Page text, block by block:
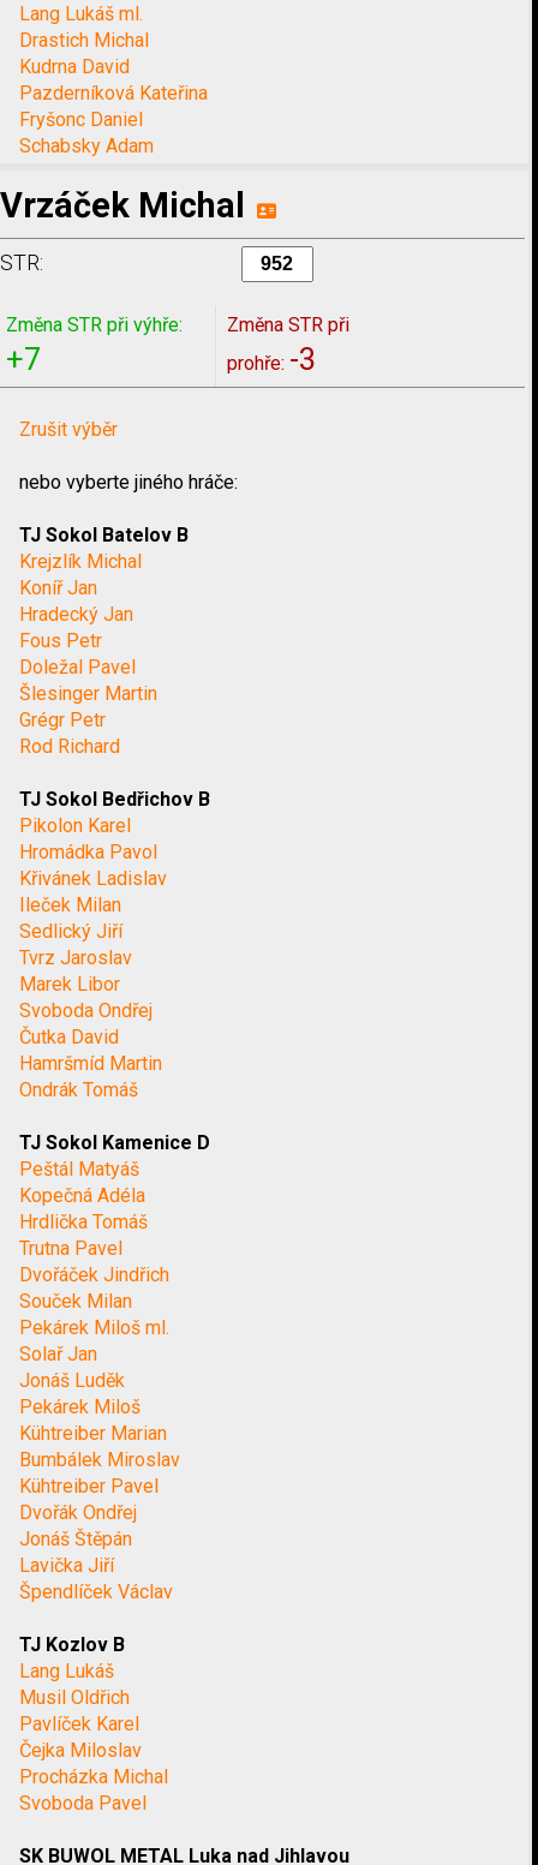
Lang Lukáš ml.
Drastich Michal
Kudrna David
Pazderníková Kateřina
Fryšonc Daniel
Schabsky Adam
Vrzáček Michal
STR:
Změna STR při výhře:
+7
Změna STR při
prohře: -3
Zrušit výběr
nebo vyberte jiného hráče:
TJ Sokol Batelov B
Krejzlík Michal
Koníř Jan
Hradecký Jan
Fous Petr
Doležal Pavel
Šlesinger Martin
Grégr Petr
Rod Richard
TJ Sokol Bedřichov B
Pikolon Karel
Hromádka Pavol
Křivánek Ladislav
Ileček Milan
Sedlický Jiří
Tvrz Jaroslav
Marek Libor
Svoboda Ondřej
Čutka David
Hamršmíd Martin
Ondrák Tomáš
TJ Sokol Kamenice D
Peštál Matyáš
Kopečná Adéla
Hrdlička Tomáš
Trutna Pavel
Dvořáček Jindřich
Souček Milan
Pekárek Miloš ml.
Solař Jan
Jonáš Luděk
Pekárek Miloš
Kühtreiber Marian
Bumbálek Miroslav
Kühtreiber Pavel
Dvořák Ondřej
Jonáš Štěpán
Lavička Jiří
Špendlíček Václav
TJ Kozlov B
Lang Lukáš
Musil Oldřich
Pavlíček Karel
Čejka Miloslav
Procházka Michal
Svoboda Pavel
SK BUWOL METAL Luka nad Jihlavou